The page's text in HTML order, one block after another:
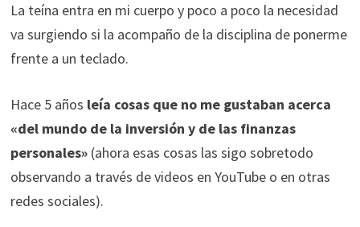
La teína entra en mi cuerpo y poco a poco la necesidad
va surgiendo si la acompaño de la disciplina de ponerme
frente a un teclado.
Hace 5 años leía cosas que no me gustaban acerca
«del mundo de la inversión y de las finanzas
personales»(ahora esas cosas las sigo sobretodo
observando a través de videos en YouTube o en otras
redes sociales).